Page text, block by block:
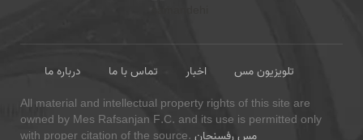
درباره ما تماس با ما اخبار
تلویزیون مس
All material and intellectual property rights of this site are
owned by Mes Rafsanjan F.C. and its use is permitted only